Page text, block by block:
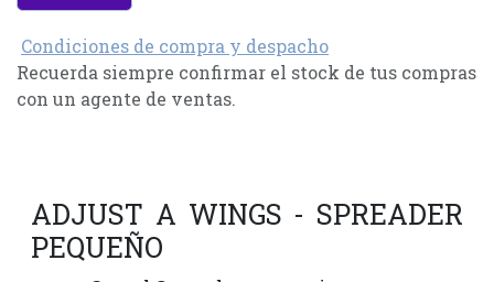
Condiciones de compra y despacho
Recuerda siempre confirmar el stock de tus compras
con un agente de ventas.
ADJUST A WINGS - SPREADER
PEQUEÑO